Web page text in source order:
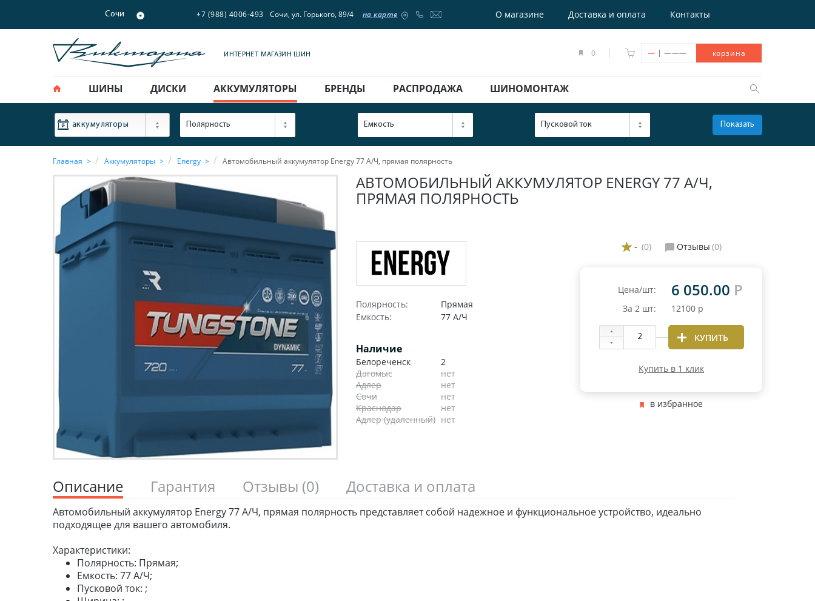
Сочи +7 (988) 4006-493 Сочи, ул. Горького, 89/4 на карте О магазине Доставка и оплата Контакты
ИНТЕРНЕТ МАГАЗИН ШИН 0 — | ——— корзина
ШИНЫ ДИСКИ АККУМУЛЯТОРЫ БРЕНДЫ РАСПРОДАЖА ШИНОМОНТАЖ
ФИЛЬТР ОТКРЫТЬ
аккумуляторы Полярность Емкость Пусковой ток Показать
Главная Аккумуляторы Energy Автомобильный аккумулятор Energy 77 А/Ч, прямая полярность
АВТОМОБИЛЬНЫЙ АККУМУЛЯТОР ENERGY 77 А/Ч,
ПРЯМАЯ ПОЛЯРНОСТЬ
Полярность:
Прямая
Емкость:
77 А/Ч
Наличие
Белореченск
2
Дагомыс
нет
Адлер
нет
Сочи
нет
Краснодар
нет
Адлер (удаленный) нет
- (0) Отзывы (0)
Цена/шт: 6 050.00 Р
За 2 шт: 12100 р
КУПИТЬ
Купить в 1 клик
в избранное
Описание Гарантия Отзывы (0) Доставка и оплата
Автомобильный аккумулятор Energy 77 А/Ч, прямая полярность представляет собой надежное и функциональное устройство, идеально
подходящее для вашего автомобиля.
Характеристики:
Полярность: Прямая;
Емкость: 77 А/Ч;
Пусковой ток: ;